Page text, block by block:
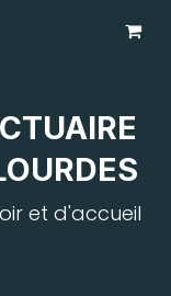
et d'accueil